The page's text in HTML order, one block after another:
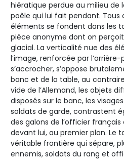
hiératique perdue au milieu
poêle qui lui fait pendant. Tous
éléments se fondent dans les
pièce anonyme dont on
glacial. La verticalité nue des
l’image, renforcée par
s’accrocher, s’oppose
banc et de la table, au
vide de l’Allemand, les objets
disposés sur le banc, les
soldats de garde, contrastent
des galons de l’officier
devant lui, au premier plan. Le
véritable frontière qui sépare,
ennemis, soldats du rang et